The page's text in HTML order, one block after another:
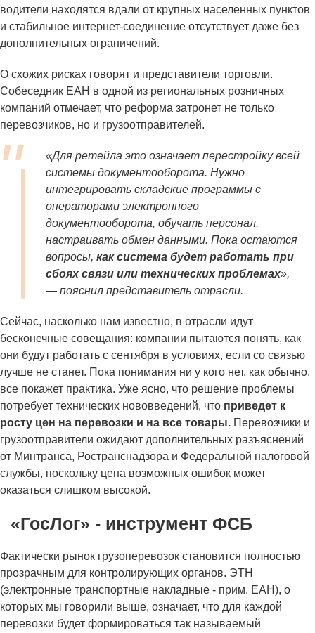
водители находятся вдали от крупных населенных пунктов
и стабильное интернет-соединение отсутствует даже без
дополнительных ограничений.
О схожих рисках говорят и представители торговли.
Собеседник ЕАН в одной из региональных розничных
компаний отмечает, что реформа затронет не только
перевозчиков, но и грузоотправителей.
«Для ретейла это означает перестройку всей
системы документооборота. Нужно
интегрировать складские программы с
операторами электронного
документооборота, обучать персонал,
настраивать обмен данными. Пока остаются
вопросы, как система будет работать при
сбоях связи или технических проблемах»,
— пояснил представитель отрасли.
Сейчас, насколько нам известно, в отрасли идут
бесконечные совещания: компании пытаются понять, как
они будут работать с сентября в условиях, если со связью
лучше не станет. Пока понимания ни у кого нет, как обычно,
все покажет практика. Уже ясно, что решение проблемы
потребует технических нововведений, что приведет к
росту цен на перевозки и на все товары. Перевозчики и
грузоотправители ожидают дополнительных разъяснений
от Минтранса, Ространснадзора и Федеральной налоговой
службы, поскольку цена возможных ошибок может
оказаться слишком высокой.
«ГосЛог» - инструмент ФСБ
Фактически рынок грузоперевозок становится полностью
прозрачным для контролирующих органов. ЭТН
(электронные транспортные накладные - прим. ЕАН), о
которых мы говорили выше, означает, что для каждой
перевозки будет формироваться так называемый